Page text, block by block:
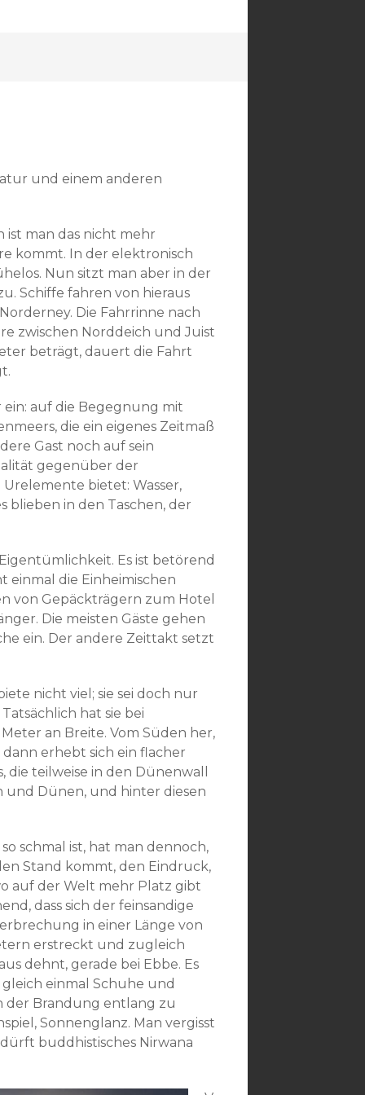
und einem anderen
ist man das nicht mehr
kommt. In der elektronisch
Nun sitzt man aber in der
Schiffe fahren von hieraus
Die Fahrrinne nach
zwischen Norddeich und Juist
beträgt, dauert die Fahrt
ein: auf die Begegnung mit
die ein eigenes Zeitmaß
Gast noch auf sein
gegenüber der
bietet: Wasser,
blieben in den Taschen, der
Es ist betörend
einmal die Einheimischen
von Gepäckträgern zum Hotel
Die meisten Gäste gehen
ein. Der andere Zeittakt setzt
nicht viel; sie sei doch nur
hat sie bei
an Breite. Vom Süden her,
erhebt sich ein flacher
teilweise in den Dünenwall
und Dünen, und hinter diesen
schmal ist, hat man dennoch,
Stand kommt, den Eindruck,
auf der Welt mehr Platz gibt
dass sich der feinsandige
in einer Länge von
erstreckt und zugleich
dehnt, gerade bei Ebbe. Es
einmal Schuhe und
der Brandung entlang zu
Sonnenglanz. Man vergisst
buddhistisches Nirwana